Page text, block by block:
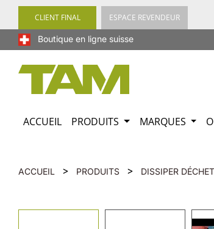
Passer à la navigation principale
CLIENT FINAL ESPACE REVENDEUR
Boutique en ligne suisse
ACCUEIL PRODUITS MARQUES
ACCUEIL > PRODUITS > DISSIPER